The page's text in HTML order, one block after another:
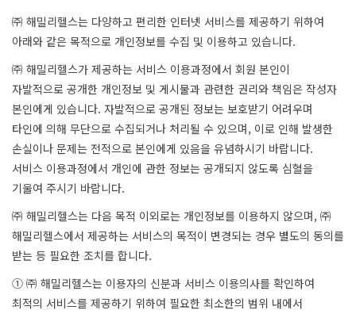
㈜ 해밀리헬스는 다양하고 편리한 인터넷 서비스를 제공하기 위하여
아래와 같은 목적으로 개인정보를 수집 및 이용하고 있습니다.
㈜ 해밀리헬스가 제공하는 서비스 이용과정에서 회원 본인이
자발적으로 공개한 개인정보 및 게시물과 관련한 권리와 책임은 작성자
본인에게 있습니다. 자발적으로 공개된 정보는 보호받기 어려우며
타인에 의해 무단으로 수집되거나 처리될 수 있으며, 이로 인해 발생한
손실이나 문제는 전적으로 본인에게 있음을 유념하시기 바랍니다.
서비스 이용과정에서 개인에 관한 정보는 공개되지 않도록 심혈을
기울여 주시기 바랍니다.
㈜ 해밀리헬스는 다음 목적 이외로는 개인정보를 이용하지 않으며, ㈜
해밀리헬스에서 제공하는 서비스의 목적이 변경되는 경우 별도의 동의를
받는 등 필요한 조치를 합니다.
① ㈜ 해밀리헬스는 이용자의 신분과 서비스 이용의사를 확인하여
최적의 서비스를 제공하기 위하여 필요한 최소한의 범위 내에서